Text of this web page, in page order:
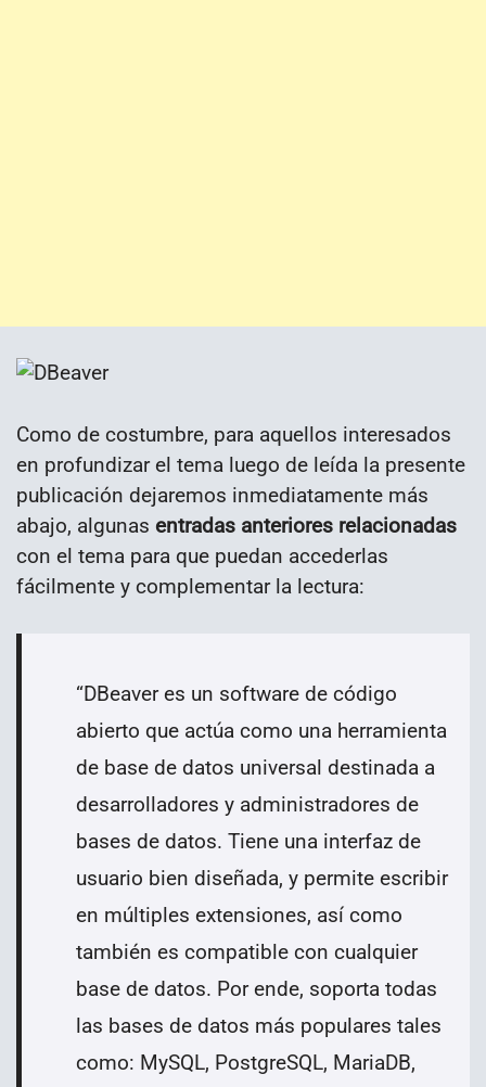
Como de costumbre, para aquellos interesados
en profundizar el tema luego de leída la presente
publicación dejaremos inmediatamente más
abajo, algunas entradas anteriores relacionadas
con el tema para que puedan accederlas
fácilmente y complementar la lectura:
“DBeaver es un software de código
abierto que actúa como una herramienta
de base de datos universal destinada a
desarrolladores y administradores de
bases de datos. Tiene una interfaz de
usuario bien diseñada, y permite escribir
en múltiples extensiones, así como
también es compatible con cualquier
base de datos. Por ende, soporta todas
las bases de datos más populares tales
como: MySQL, PostgreSQL, MariaDB,